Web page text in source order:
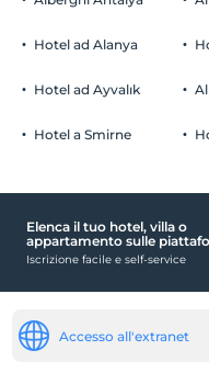
attività
fumare
I bambini di età
Hotel ad Alanya
Hotel ad Ayvalık
Hotel a Smirne
Elenca il tuo hotel, villa o
appartamento sulle
Iscrizione facile e self-service
Accesso all'extranet